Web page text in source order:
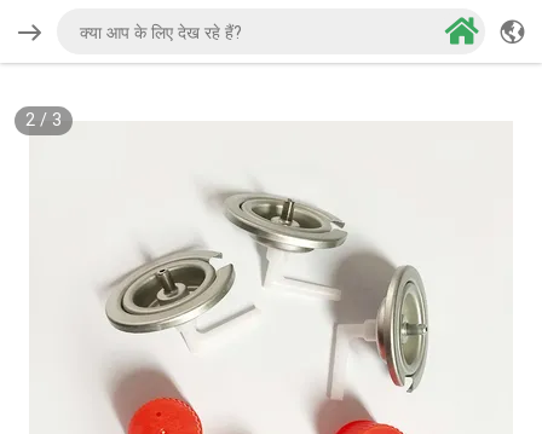
2/ 3